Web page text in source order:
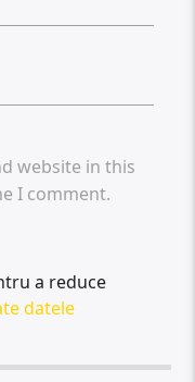
website in this
I comment.
a reduce
datele